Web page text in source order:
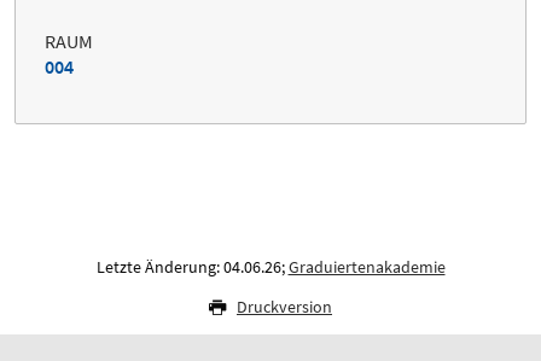
RAUM
004
Letzte Änderung: 04.06.26;Graduiertenakademie
Druckversion